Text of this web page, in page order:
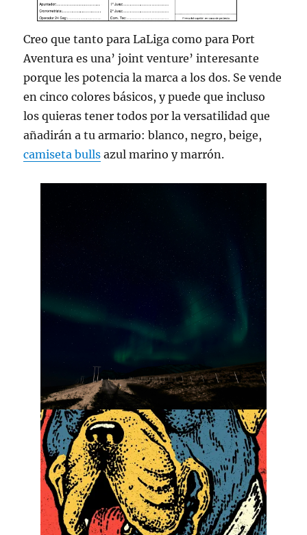
Creo que tanto para LaLiga como para Port
Aventura es una’ joint venture’ interesante
porque les potencia la marca a los dos. Se vende
en cinco colores básicos, y puede que incluso
los quieras tener todos por la versatilidad que
añadirán a tu armario: blanco, negro, beige,
camiseta bulls azul marino y marrón.